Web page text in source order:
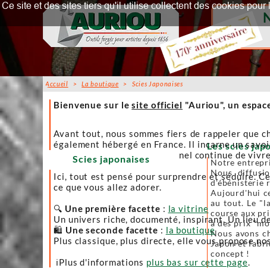
Accueil >La boutique > Scies Japonaises
Les scies
Notre
Nous
d'ébénisterie
Aujourd'hui
au tout. Le
course aux
à des prix
Nous avons
Japon et
concept !
Scies japonaises
Accueil
Bienvenue sur lesite officiel "Auriou", un
Avant tout, nous sommes fiers de rappeler que
également hébergé en France. Il incarne un
afin que l’artisanat traditionnel continue de
Ici, tout est pensé pour surprendre et séduire.
ce que vous allez adorer.
🔍 Une première facette : la vitrine
Un univers riche, documenté, inspirant. Un lieu
🛍️ Une seconde facette : la boutique
Plus classique, plus directe, elle vous propose
ℹ️Plus d'informations plus bas sur cette page.
Ce site et des sites tiers qu'il utilise collectent des cookies